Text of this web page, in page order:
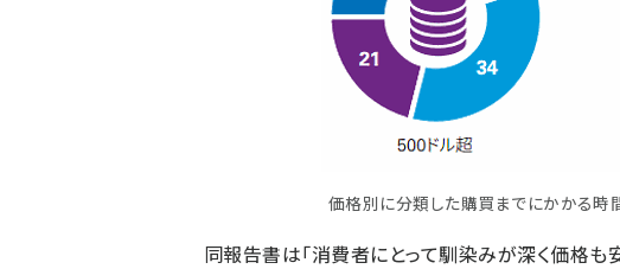
価格別に分類した購買までにかかる時
同報告書は「消費者にとって馴染みが深く価格も